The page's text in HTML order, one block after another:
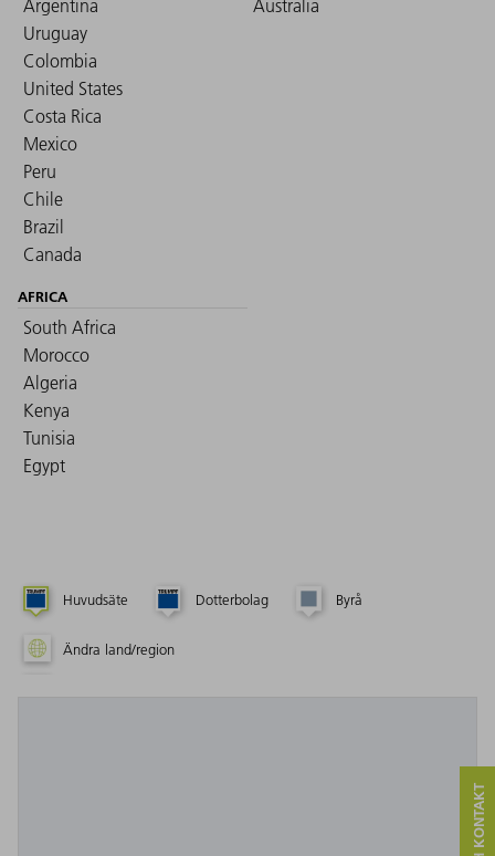
Argentina
Uruguay
Colombia
United States
Costa Rica
Mexico
Peru
Chile
Brazil
Canada
Australia
AFRICA
South Africa
Morocco
Algeria
Kenya
Tunisia
Egypt
Huvudsäte Dotterbolag Byrå
Ändra land/region